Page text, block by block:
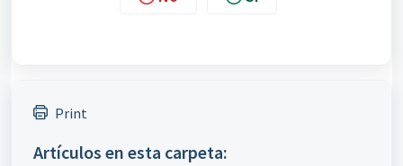
Print
Artículos en esta carpeta: